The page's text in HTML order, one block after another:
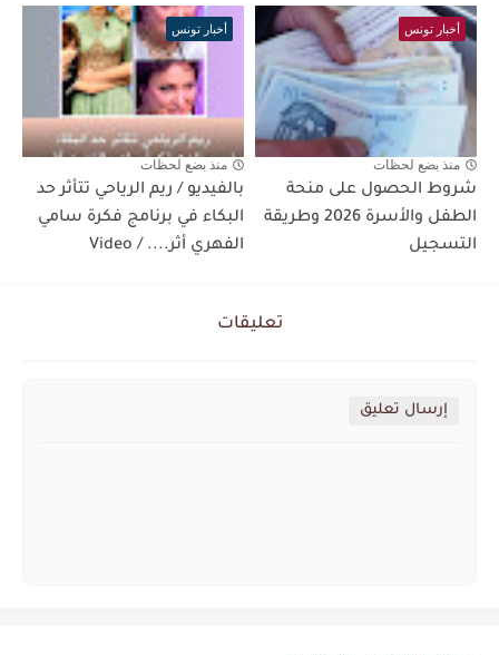
أخبار تونس
منذ بضع لحظات
شروط الحصول على منحة
الطفل والأسرة 2026 وطريقة
التسجيل
أخبار تونس
منذ بضع لحظات
بالفيديو / ريم الرياحي تتأثر حد
البكاء في برنامج فكرة سامي
الفهري أثر.... / Video
تعليقات
إرسال تعليق